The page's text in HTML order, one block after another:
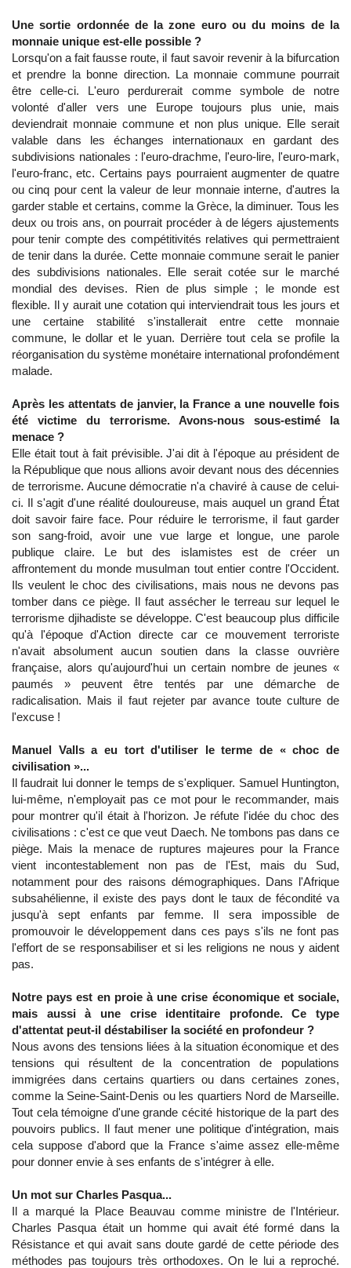
Une sortie ordonnée de la zone euro ou du moins de la
monnaie unique est-elle possible ?
Lorsqu'on a fait fausse route, il faut savoir revenir à la bifurcation
et prendre la bonne direction. La monnaie commune pourrait
être celle-ci. L'euro perdurerait comme symbole de notre
volonté d'aller vers une Europe toujours plus unie, mais
deviendrait monnaie commune et non plus unique. Elle serait
valable dans les échanges internationaux en gardant des
subdivisions nationales : l'euro-drachme, l'euro-lire, l'euro-mark,
l'euro-franc, etc. Certains pays pourraient augmenter de quatre
ou cinq pour cent la valeur de leur monnaie interne, d'autres la
garder stable et certains, comme la Grèce, la diminuer. Tous les
deux ou trois ans, on pourrait procéder à de légers ajustements
pour tenir compte des compétitivités relatives qui permettraient
de tenir dans la durée. Cette monnaie commune serait le panier
des subdivisions nationales. Elle serait cotée sur le marché
mondial des devises. Rien de plus simple ; le monde est
flexible. Il y aurait une cotation qui interviendrait tous les jours et
une certaine stabilité s'installerait entre cette monnaie
commune, le dollar et le yuan. Derrière tout cela se profile la
réorganisation du système monétaire international profondément
malade.
Après les attentats de janvier, la France a une nouvelle fois
été victime du terrorisme. Avons-nous sous-estimé la
menace ?
Elle était tout à fait prévisible. J'ai dit à l'époque au président de
la République que nous allions avoir devant nous des décennies
de terrorisme. Aucune démocratie n'a chaviré à cause de celui-
ci. Il s'agit d'une réalité douloureuse, mais auquel un grand État
doit savoir faire face. Pour réduire le terrorisme, il faut garder
son sang-froid, avoir une vue large et longue, une parole
publique claire. Le but des islamistes est de créer un
affrontement du monde musulman tout entier contre l'Occident.
Ils veulent le choc des civilisations, mais nous ne devons pas
tomber dans ce piège. Il faut assécher le terreau sur lequel le
terrorisme djihadiste se développe. C'est beaucoup plus difficile
qu'à l'époque d'Action directe car ce mouvement terroriste
n'avait absolument aucun soutien dans la classe ouvrière
française, alors qu'aujourd'hui un certain nombre de jeunes «
paumés » peuvent être tentés par une démarche de
radicalisation. Mais il faut rejeter par avance toute culture de
l'excuse !
Manuel Valls a eu tort d'utiliser le terme de « choc de
civilisation »...
Il faudrait lui donner le temps de s'expliquer. Samuel Huntington,
lui-même, n'employait pas ce mot pour le recommander, mais
pour montrer qu'il était à l'horizon. Je réfute l'idée du choc des
civilisations : c'est ce que veut Daech. Ne tombons pas dans ce
piège. Mais la menace de ruptures majeures pour la France
vient incontestablement non pas de l'Est, mais du Sud,
notamment pour des raisons démographiques. Dans l'Afrique
subsahélienne, il existe des pays dont le taux de fécondité va
jusqu'à sept enfants par femme. Il sera impossible de
promouvoir le développement dans ces pays s'ils ne font pas
l'effort de se responsabiliser et si les religions ne nous y aident
pas.
Notre pays est en proie à une crise économique et sociale,
mais aussi à une crise identitaire profonde. Ce type
d'attentat peut-il déstabiliser la société en profondeur ?
Nous avons des tensions liées à la situation économique et des
tensions qui résultent de la concentration de populations
immigrées dans certains quartiers ou dans certaines zones,
comme la Seine-Saint-Denis ou les quartiers Nord de Marseille.
Tout cela témoigne d'une grande cécité historique de la part des
pouvoirs publics. Il faut mener une politique d'intégration, mais
cela suppose d'abord que la France s'aime assez elle-même
pour donner envie à ses enfants de s'intégrer à elle.
Un mot sur Charles Pasqua...
Il a marqué la Place Beauvau comme ministre de l'Intérieur.
Charles Pasqua était un homme qui avait été formé dans la
Résistance et qui avait sans doute gardé de cette période des
méthodes pas toujours très orthodoxes. On le lui a reproché.